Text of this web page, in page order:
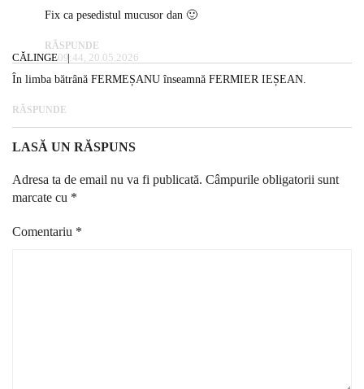
Fix ca pesedistul mucusor dan 🙂
RĂSPUNDE
CĂLINGE09:44, 20.05.2026
În limba bătrână FERMEȘANU înseamnă FERMIER IEȘEAN.
RĂSPUNDE
LASĂ UN RĂSPUNS
Adresa ta de email nu va fi publicată. Câmpurile obligatorii sunt
marcate cu *
Comentariu *